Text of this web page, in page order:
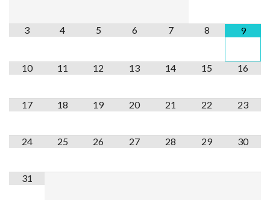
3 4 5 6 7 8 9
10 11 12 13 14 15 16
17 18 19 20 21 22 23
24 25 26 27 28 29 30
31